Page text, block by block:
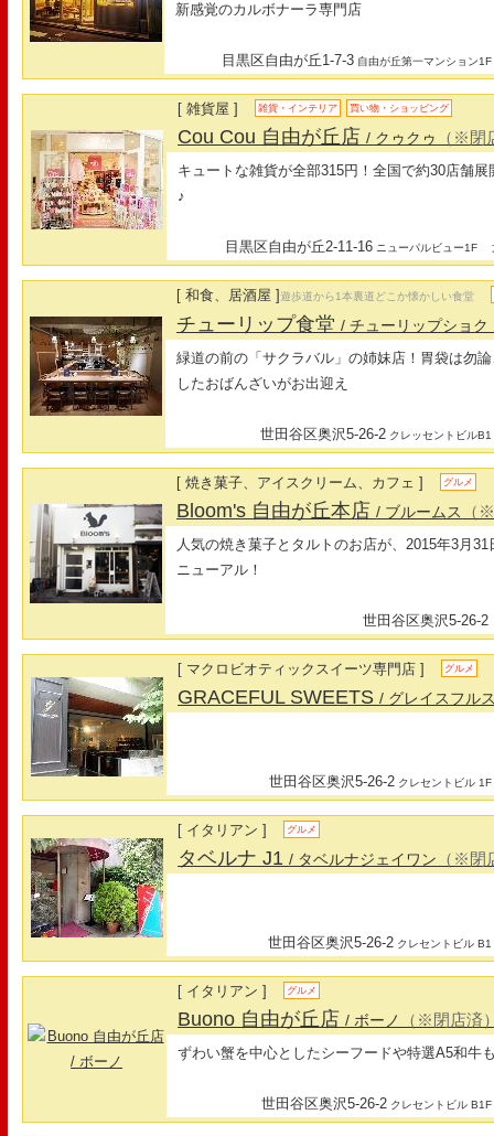
新感覚のカルボナーラ専門店
目黒区自由が丘1-7-3 自由が丘第一マンション1F
[ 雑貨屋 ] 雑貨・インテリア 買い物・ショッピング
Cou Cou 自由が丘店/ クゥクゥ （※閉
キュートな雑貨が全部315円！全国で約30店舗
♪
目黒区自由が丘2-11-16 ニューパルビュー1F
[ 和食、居酒屋 ]遊歩道から1本裏道どこか懐かしい食堂
チューリップ食堂/ チューリップショク
緑道の前の「サクラバル」の姉妹店！胃袋は勿
したおばんざいがお出迎え
世田谷区奥沢5-26-2 クレッセントビルB1
[ 焼き菓子、アイスクリーム、カフェ ] グルメ
Bloom's 自由が丘本店/ ブルームス （
人気の焼き菓子とタルトのお店が、2015年3月
ニューアル！
世田谷区奥沢5-26-2
[ マクロビオティックスイーツ専門店 ] グルメ
GRACEFUL SWEETS/ グレイスフル
世田谷区奥沢5-26-2 クレセントビル 1F
[ イタリアン ] グルメ
タベルナ J1/ タベルナジェイワン （※閉
世田谷区奥沢5-26-2 クレセントビル B1
[ イタリアン ] グルメ
Buono 自由が丘店/ ボーノ （※閉店済
ずわい蟹を中心としたシーフードや特選A5和牛
世田谷区奥沢5-26-2 クレセントビル B1F